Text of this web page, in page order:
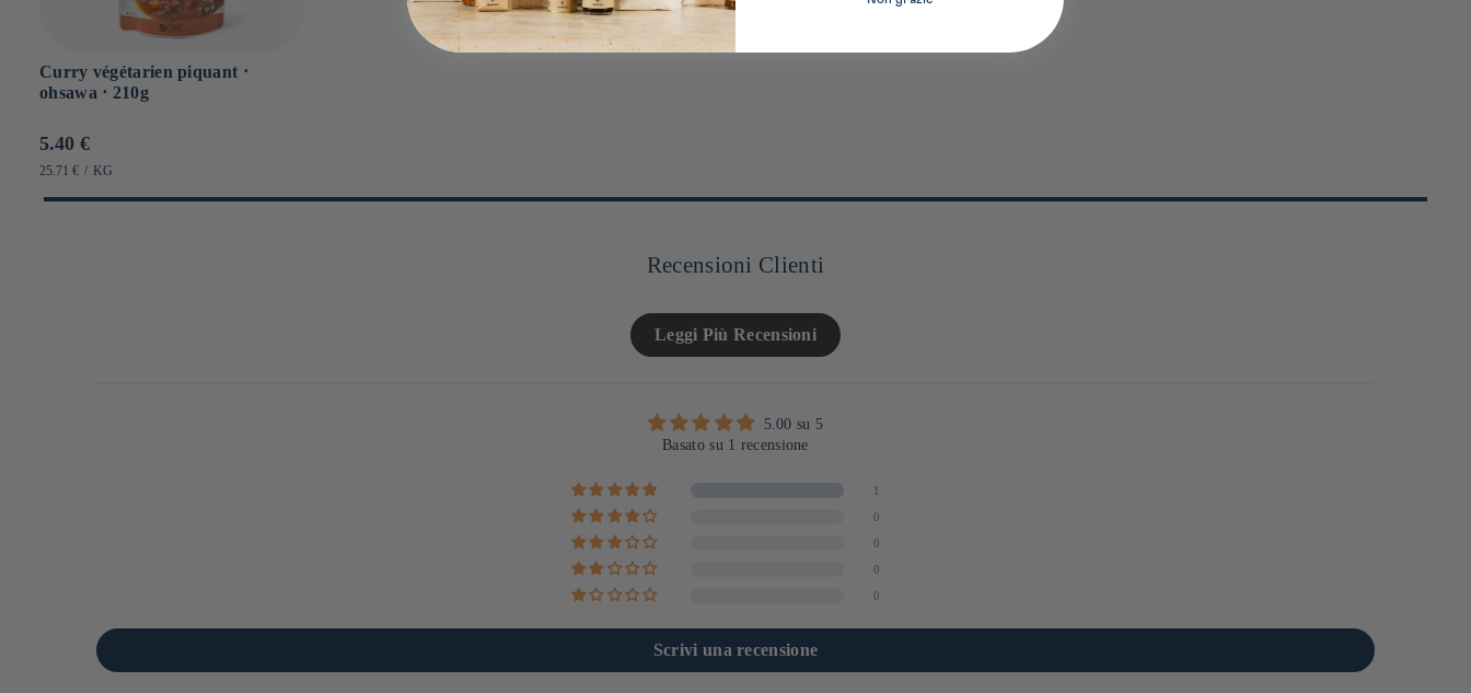
Curry végétarien piquant ⋅
ohsawa ⋅ 210g
Prix
habituel
5.40 €
PRIX
25.71 € / PAR
KG
Recensioni Clienti
Leggi Più Recensioni
5.00 su 5
Basato su 1 recensione
1
0
0
0
0
Scrivi una recensione